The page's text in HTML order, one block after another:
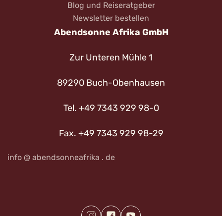
Blog und Reiseratgeber
Newsletter bestellen
Abendsonne Afrika GmbH
Zur Unteren Mühle 1
89290 Buch-Obenhausen
Tel. +49 7343 929 98-0
Fax. +49 7343 929 98-29
info @ abendsonneafrika . de